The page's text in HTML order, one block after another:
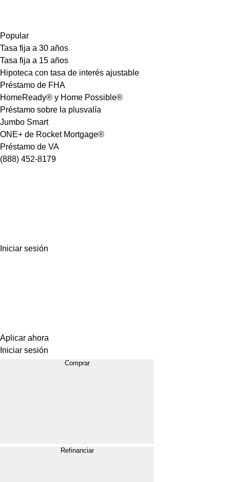
Popular
Tasa fija a 30 años
Tasa fija a 15 años
Hipoteca con tasa de interés ajustable
Préstamo de FHA
HomeReady® y Home Possible®
Préstamo sobre la plusvalía
Jumbo Smart
ONE+ de Rocket Mortgage®
Préstamo de VA
(888) 452-8179
Iniciar sesión
Aplicar ahora
Iniciar sesión
Comprar
Refinanciar